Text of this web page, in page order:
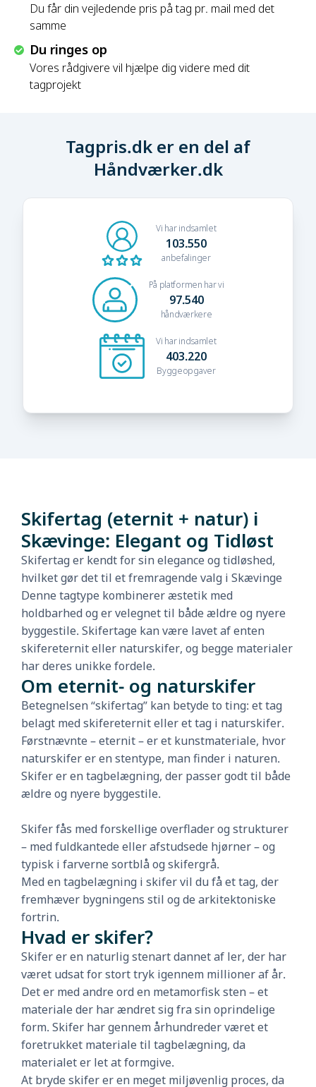
Du får din vejledende pris på tag pr. mail med det
samme
Du ringes op
Vores rådgivere vil hjælpe dig videre med dit
tagprojekt
Tagpris.dk er en del af
Håndværker.dk
Vi har indsamlet
103.550
anbefalinger
På platformen har vi
97.540
håndværkere
Vi har indsamlet
403.220
Byggeopgaver
Skifertag (eternit + natur) i
Skævinge: Elegant og Tidløst
Skifertag er kendt for sin elegance og tidløshed,
hvilket gør det til et fremragende valg i Skævinge
Denne tagtype kombinerer æstetik med
holdbarhed og er velegnet til både ældre og nyere
byggestile. Skifertage kan være lavet af enten
skifereternit eller naturskifer, og begge materialer
har deres unikke fordele.
Om eternit- og naturskifer
Betegnelsen “skifertag” kan betyde to ting: et tag
belagt med skifereternit eller et tag i naturskifer.
Førstnævnte – eternit – er et kunstmateriale, hvor
naturskifer er en stentype, man finder i naturen.
Skifer er en tagbelægning, der passer godt til både
ældre og nyere byggestile.
Skifer fås med forskellige overflader og strukturer
– med fuldkantede eller afstudsede hjørner – og
typisk i farverne sortblå og skifergrå.
Med en tagbelægning i skifer vil du få et tag, der
fremhæver bygningens stil og de arkitektoniske
fortrin.
Hvad er skifer?
Skifer er en naturlig stenart dannet af ler, der har
været udsat for stort tryk igennem millioner af år.
Det er med andre ord en metamorfisk sten – et
materiale der har ændret sig fra sin oprindelige
form. Skifer har gennem århundreder været et
foretrukket materiale til tagbelægning, da
materialet er let at formgive.
At bryde skifer er en meget miljøvenlig proces, da